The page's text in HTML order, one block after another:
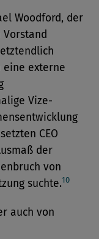
Woodford, der
Vorstand
eine externe
Vize-
CEO
der
von
suchte.10
auch von